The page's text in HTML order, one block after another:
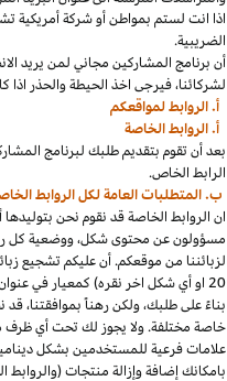
اذا انت لستم بمواطن أو شركة أمريكية
الضريبية.
أن برنامج المشاركين مجاني لمن يريد
لشركائنا،فيرجى اخذ الحيطة والحذر اذا
أ. الروابط لمواقعكم
أ. الروابط الخاصة
بعد أن تقوم بتقديم طلبك لبرنامج
الرابط الخاص.
ب. المتطلبات العامة لكل الروابط
ان الروابط الخاصة قد نقوم نحن
مسؤولون عن محتوىشكل،ووضعية كل
لزبائننا من موقعكم. أن عليكم تشجيع
20 او أي شكل اخر نقره) كمعيار في
بناءً على طلبك، ولكن رهناً بموافقتنا،
خاصة مختلفة. ولا يجوز لك تحت أي ظرف
علامات فرعية للمستخدمين بشكل
بامكانك إضافة وإزالة منتجات